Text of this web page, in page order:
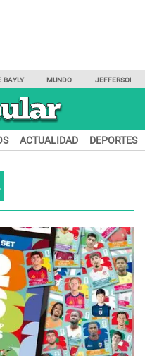
BAYLY MUNDO JEFFERSON
ACTUALIDAD DEPORTES